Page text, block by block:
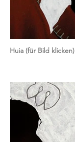
Huia (für Bild klicken)